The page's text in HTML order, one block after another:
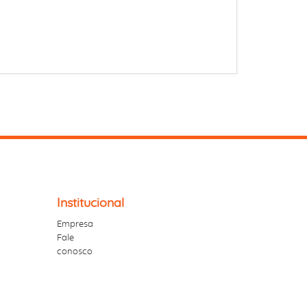
Institucional
Empresa
Fale
conosco